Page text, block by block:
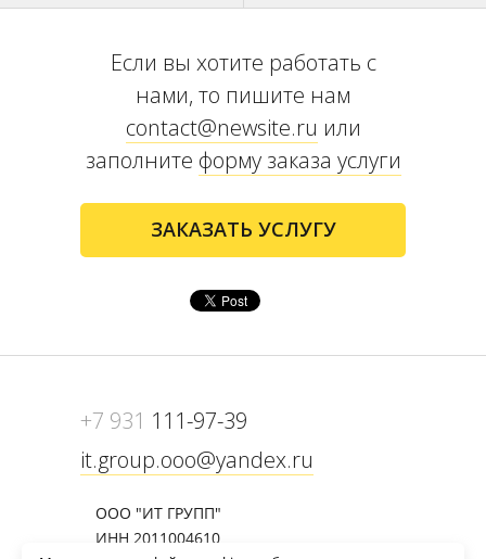
Если вы хотите работать с
нами, то пишите нам
contact@newsite.ru или
заполните форму заказа услуги
ЗАКАЗАТЬ УСЛУГУ
+7 931 111-97-39
it.group.ooo@yandex.ru
ООО "ИТ ГРУПП"
ИНН 2011004610